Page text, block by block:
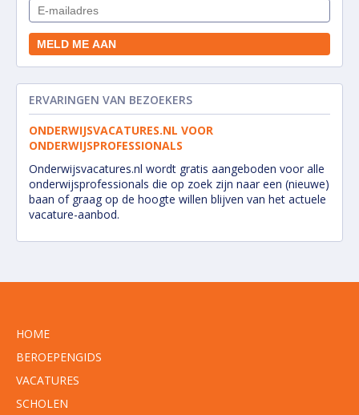
ERVARINGEN VAN BEZOEKERS
ONDERWIJSVACATURES.NL VOOR
ONDERWIJSPROFESSIONALS
Onderwijsvacatures.nl wordt gratis aangeboden voor alle
onderwijsprofessionals die op zoek zijn naar een (nieuwe)
baan of graag op de hoogte willen blijven van het actuele
vacature-aanbod.
HOME
BEROEPENGIDS
VACATURES
SCHOLEN